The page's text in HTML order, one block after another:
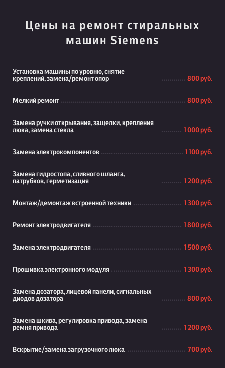
Цены на ремонт стиральных
машин Siemens
Установка машины по уровню, снятие
креплений, замена/ремонт опор
800 руб.
Мелкий ремонт 800 руб.
Замена ручки открывания, защелки, крепления
люка, замена стекла
1 000 руб.
Замена электрокомпонентов 1 100 руб.
Замена гидростопа, сливного шланга,
патрубков, герметизация
1 200 руб.
Монтаж/демонтаж встроенной техники 1 300 руб.
Ремонт электродвигателя 1 800 руб.
Замена электродвигателя 1 500 руб.
Прошивка электронного модуля 1 300 руб.
Замена дозатора, лицевой панели, сигнальных
диодов дозатора
800 руб.
Замена шкива, регулировка привода, замена
ремня привода
1 200 руб.
Вскрытие/замена загрузочного люка 700 руб.